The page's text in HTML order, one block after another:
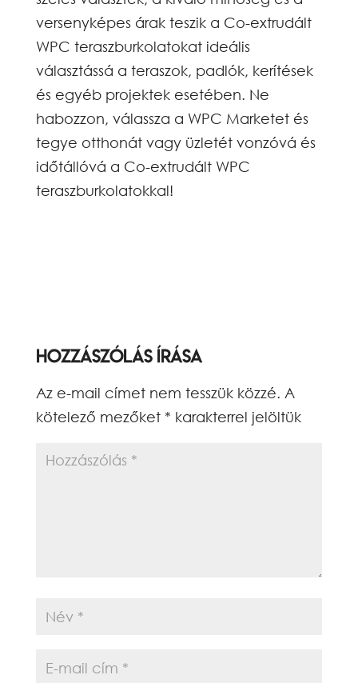
versenyképes árak teszik a Co-extrudált
WPC teraszburkolatokat ideális
választássá a teraszok, padlók, kerítések
és egyéb projektek esetében. Ne
habozzon, válassza a WPC Marketet és
tegye otthonát vagy üzletét vonzóvá és
időtállóvá a Co-extrudált WPC
teraszburkolatokkal!
Hozzászólás írása
Az e-mail címet nem tesszük közzé. A
kötelező mezőket * karakterrel jelöltük